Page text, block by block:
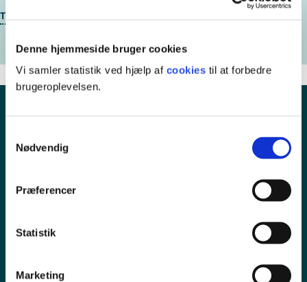
Denne hjemmeside bruger cookies
Vi samler statistik ved hjælp af cookies til at forbedre
brugeroplevelsen.
Nødvendig
Præferencer
Statistik
Marketing
Tilmeld diplommodul